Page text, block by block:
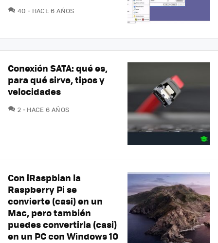
40 COMENTARIOS
HACE 6 AÑOS
Conexión SATA: qué es,
para qué sirve, tipos y
velocidades
2 COMENTARIOS
HACE 6 AÑOS
Con iRaspbian la
Raspberry Pi se
convierte (casi) en un
Mac, pero también
puedes convertirla (casi)
en un PC con Windows 10